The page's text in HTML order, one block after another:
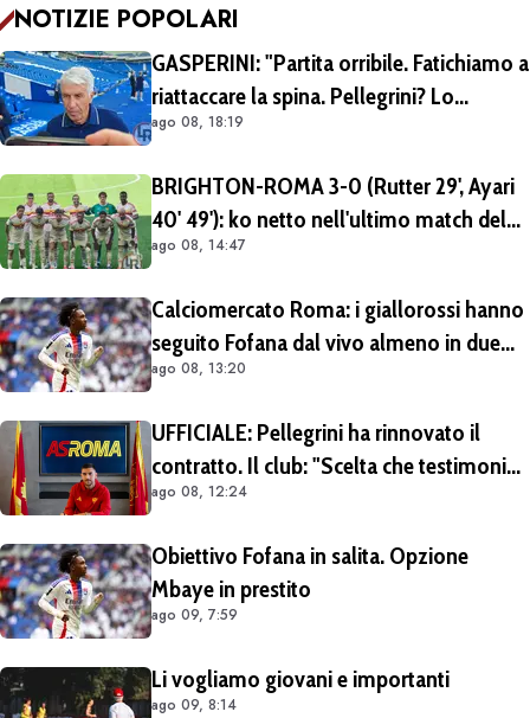
NOTIZIE POPOLARI
GASPERINI: "Partita orribile. Fatichiamo a
riattaccare la spina. Pellegrini? Lo
rivedremo in campo tra un mese.
ago 08, 18:19
BRIGHTON-ROMA 3-0 (Rutter 29', Ayari
40' 49'): ko netto nell'ultimo match del
tour britannico (FOTO e VIDEO)
ago 08, 14:47
Calciomercato Roma: i giallorossi hanno
seguito Fofana dal vivo almeno in due
occasioni. Costa 40/45 milioni
ago 08, 13:20
UFFICIALE: Pellegrini ha rinnovato il
contratto. Il club: "Scelta che testimonia
condivisione della visione sportiva e dei
ago 08, 12:24
Obiettivo Fofana in salita. Opzione
Mbaye in prestito
ago 09, 7:59
Li vogliamo giovani e importanti
ago 09, 8:14